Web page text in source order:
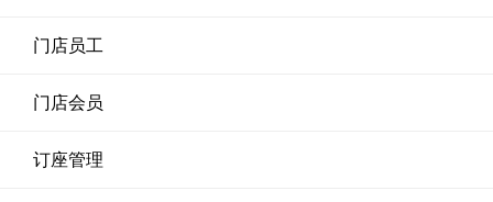
门店员工
门店会员
订座管理